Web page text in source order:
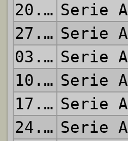
20.01.2002 Serie A
27.01.2002 Serie A
03.02.2002 Serie A
10.02.2002 Serie A
17.02.2002 Serie A
24.02.2002 Serie A